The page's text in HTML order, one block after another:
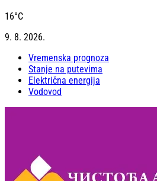
16°C
9. 8. 2026.
Vremenska prognoza
Stanje na putevima
Električna energija
Vodovod